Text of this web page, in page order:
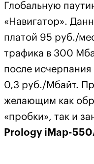
Глобальную
«Навигатор».
платой 95 руб./
трафика в 300
после исчерпания
0,3 руб./Мбайт.
желающим как
«пробки», так и
Prology iMap-